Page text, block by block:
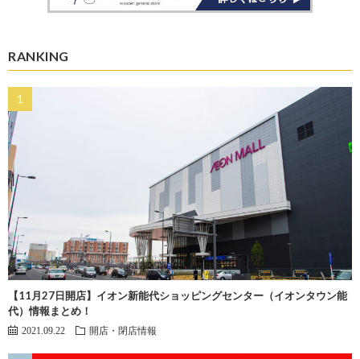
RANKING
【11月27日開店】イオン新能代ショッピングセンター（イオンタウン能
代）情報まとめ！
2021.09.22 開店・閉店情報